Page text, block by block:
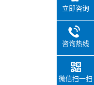
立即咨询
咨询热线
微信扫一扫